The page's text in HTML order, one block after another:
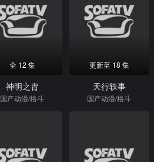
全 12 集
神明之胄
国产动漫/格斗
更新至 18 集
天行轶事
国产动漫/格斗